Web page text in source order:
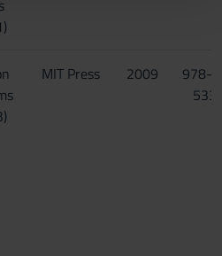
hai fornito loro o che hanno
MIT Press 2009
978-